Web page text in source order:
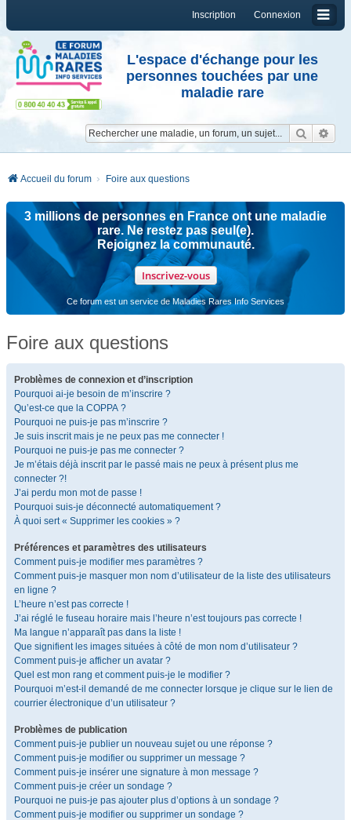
Connexion
Inscription
L'espace d'échange pour les
personnes touchées par une
maladie rare
Accueil du forum Foire aux questions
3 millions de personnes en France ont une maladie
rare. Ne restez pas seul(e).
Rejoignez la communauté.
Inscrivez-vous
Ce forum est un service de Maladies Rares Info Services
Foire aux questions
Problèmes de connexion et d’inscription
Pourquoi ai-je besoin de m’inscrire ?
Qu’est-ce que la COPPA ?
Pourquoi ne puis-je pas m’inscrire ?
Je suis inscrit mais je ne peux pas me connecter !
Pourquoi ne puis-je pas me connecter ?
Je m’étais déjà inscrit par le passé mais ne peux à présent plus me
connecter ?!
J’ai perdu mon mot de passe !
Pourquoi suis-je déconnecté automatiquement ?
À quoi sert « Supprimer les cookies » ?
Préférences et paramètres des utilisateurs
Comment puis-je modifier mes paramètres ?
Comment puis-je masquer mon nom d’utilisateur de la liste des utilisateurs
en ligne ?
L’heure n’est pas correcte !
J’ai réglé le fuseau horaire mais l’heure n’est toujours pas correcte !
Ma langue n’apparaît pas dans la liste !
Que signifient les images situées à côté de mon nom d’utilisateur ?
Comment puis-je afficher un avatar ?
Quel est mon rang et comment puis-je le modifier ?
Pourquoi m’est-il demandé de me connecter lorsque je clique sur le lien de
courrier électronique d’un utilisateur ?
Problèmes de publication
Comment puis-je publier un nouveau sujet ou une réponse ?
Comment puis-je modifier ou supprimer un message ?
Comment puis-je insérer une signature à mon message ?
Comment puis-je créer un sondage ?
Pourquoi ne puis-je pas ajouter plus d’options à un sondage ?
Comment puis-je modifier ou supprimer un sondage ?